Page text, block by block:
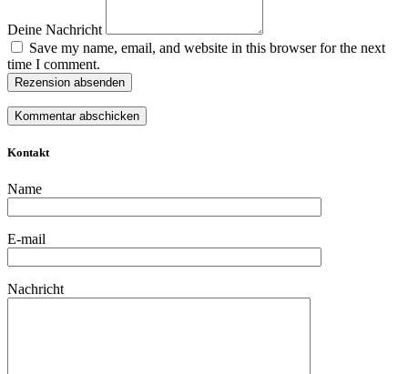
Deine Nachricht
Save my name, email, and website in this browser for the next
time I comment.
Rezension absenden
Kontakt
Name
E-mail
Nachricht